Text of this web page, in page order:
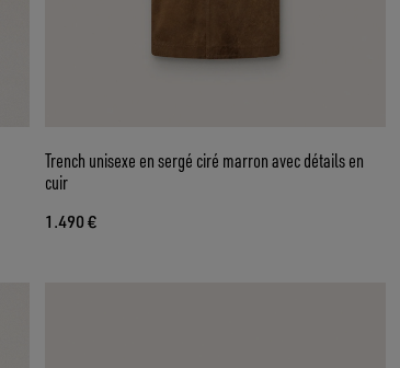
Trench unisexe en sergé ciré marron avec détails en
cuir
1.490 €